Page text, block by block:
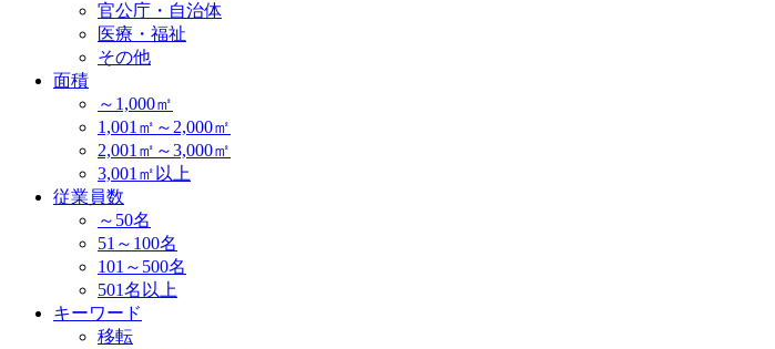
官公庁・自治体
医療・福祉
その他
面積
～1,000㎡
1,001㎡～2,000㎡
2,001㎡～3,000㎡
3,001㎡以上
従業員数
～50名
51～100名
101～500名
501名以上
キーワード
移転